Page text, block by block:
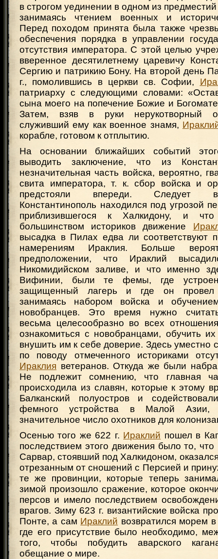
в строгом уединении в одном из
занимаясь чтением военных и
Перед походом принята была также
обеспечения порядка в управлении
отсутствия императора. С этой целью
вверенное десятилетнему царевичу
Сергию и патрикию Бону. На второй день
г., помолившись в церкви св. Софии,
патриарху с следующими словами:
сына моего на попечение Божие и
Затем, взяв в руки нерукотворный
служивший ему как военное знамя,
корабле, готовом к отплытию.
На основании ближайших событий
выводить заключение, что из
незначительная часть войска, вероятно,
свита императора, т. к. сбор войска и
предстояли впереди. Следует
Константинополь находился под угрозой
приблизившегося к Халкидону, и что
большинством историков движение
высадка в Пилах едва ли соответствуют
намерениям Ираклия. Больше
предположении, что Ираклий
Никомидийском заливе, и что именно
Вифинии, были те фемы, где
защищенный лагерь и где он провел
занимаясь набором войска и
новобранцев. Это время нужно
весьма целесообразно во всех
ознакомиться с новобранцами, обучить
внушить им к себе доверие. Здесь уместно
по поводу отмеченного историками
Ираклия ветеранов. Откуда же были
Не подлежит сомнению, что главная
происходила из славян, которые к этому
Балканский полуостров и
фемного устройства в Малой
значительное число охотников для
Осенью того же 622 г. Ираклий пошел в
последствием этого движения было то, что
Сарвар, стоявший под Халкидоном,
отрезанным от сношений с Персией и
те же провинции, которые теперь
зимой произошло сражение, которое
персов и имело последствием
врагов. Зиму 623 г. византийские войска
Понте, а сам Ираклий возвратился морем
где его присутствие было необходимо,
того, чтобы побудить аварского
обещание о мире.